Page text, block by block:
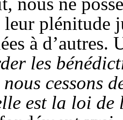
leur plénitude
à
les
cessons
est la loi de